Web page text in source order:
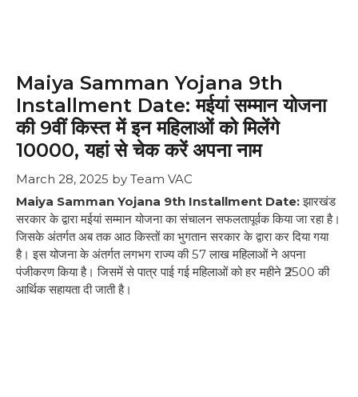
Maiya Samman Yojana 9th
Installment Date: मईयां सम्मान योजना
की 9वीं किस्त में इन महिलाओं को मिलेंगे
₹10000, यहां से चेक करें अपना नाम
March 28, 2025 by Team VAC
Maiya Samman Yojana 9th Installment Date:झारखंड
सरकार के द्वारा मईयां सम्मान योजना का संचालन सफलतापूर्वक किया जा रहा है।
जिसके अंतर्गत अब तक आठ किस्तों का भुगतान सरकार के द्वारा कर दिया गया
है। इस योजना के अंतर्गत लगभग राज्य की 57 लाख महिलाओं ने अपना
पंजीकरण किया है। जिसमें से पात्र पाई गई महिलाओं को हर महीने ₹2500 की
आर्थिक सहायता दी जाती है।